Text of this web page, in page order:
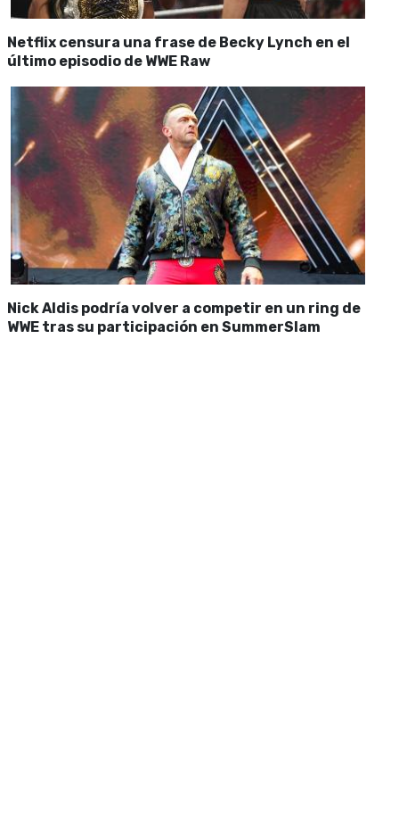
Netflix censura una frase de Becky Lynch en el
último episodio de WWE Raw
Nick Aldis podría volver a competir en un ring de
WWE tras su participación en SummerSlam